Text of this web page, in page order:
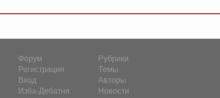
Форум
Регистрация
Вход
Изба-Дебатня
Рубрики
Темы
Авторы
Новости